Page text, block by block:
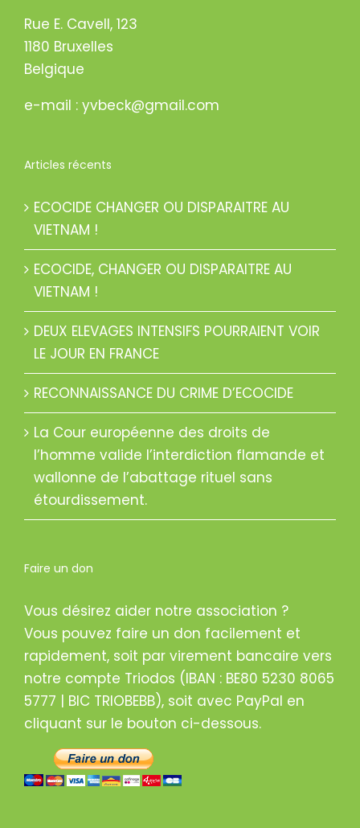
Rue E. Cavell, 123
1180 Bruxelles
Belgique
e-mail : yvbeck@gmail.com
Articles récents
ECOCIDE CHANGER OU DISPARAITRE AU
VIETNAM !
ECOCIDE, CHANGER OU DISPARAITRE AU
VIETNAM !
DEUX ELEVAGES INTENSIFS POURRAIENT VOIR
LE JOUR EN FRANCE
RECONNAISSANCE DU CRIME D’ECOCIDE
La Cour européenne des droits de
l’homme valide l’interdiction flamande et
wallonne de l’abattage rituel sans
étourdissement.
Faire un don
Vous désirez aider notre association ?
Vous pouvez faire un don facilement et
rapidement, soit par virement bancaire vers
notre compte Triodos (IBAN : BE80 5230 8065
5777 | BIC TRIOBEBB), soit avec PayPal en
cliquant sur le bouton ci-dessous.